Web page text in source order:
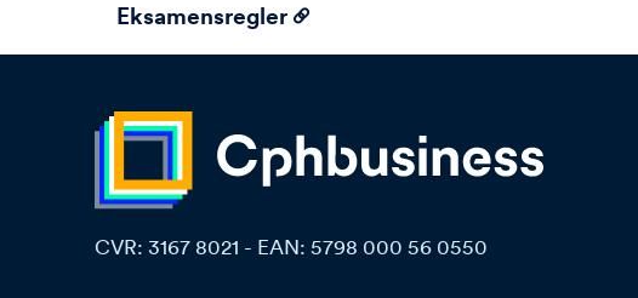
Eksamensregler
CVR: 3167 8021 - EAN: 5798 000 56 0550